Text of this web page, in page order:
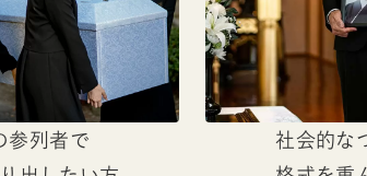
参列者で
社会的な